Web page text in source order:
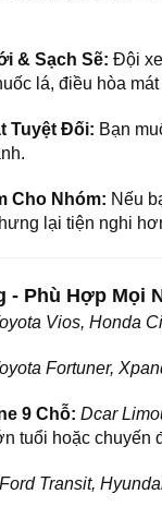
& Sạch Sẽ: Đội
lá, điều hòa mát
Tuyệt Đối: Bạn
Cho Nhóm: Nếu
lại tiện nghi
- Phù Hợp Mọi
Vios, Honda
Fortuner,
9 Chỗ: Dcar
tuổi hoặc chuyến
Ford Transit,